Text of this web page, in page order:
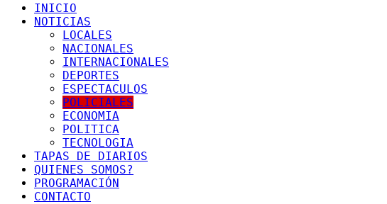
INICIO
NOTICIAS
LOCALES
NACIONALES
INTERNACIONALES
DEPORTES
ESPECTACULOS
POLICIALES
ECONOMIA
POLITICA
TECNOLOGIA
TAPAS DE DIARIOS
QUIENES SOMOS?
PROGRAMACIÓN
CONTACTO